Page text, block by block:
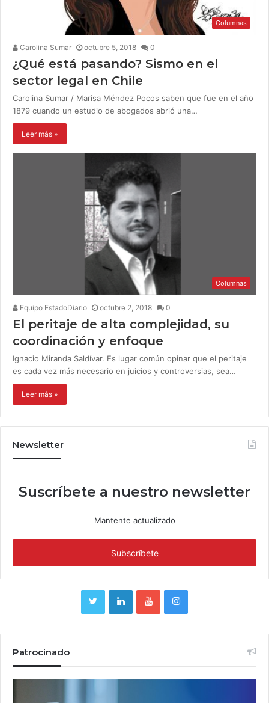
Columnas
Carolina Sumar octubre 5, 2018 0
¿Qué está pasando? Sismo en el
sector legal en Chile
Carolina Sumar / Marisa Méndez Pocos saben que fue en el año
1879 cuando un estudio de abogados abrió una…
Leer más »
Columnas
Equipo EstadoDiario octubre 2, 2018 0
El peritaje de alta complejidad, su
coordinación y enfoque
Ignacio Miranda Saldívar. Es lugar común opinar que el peritaje
es cada vez más necesario en juicios y controversias, sea…
Leer más »
Newsletter
Suscríbete a nuestro newsletter
Mantente actualizado
Patrocinado